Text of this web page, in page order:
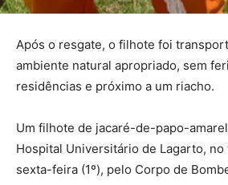
Após o resgate, o filhote foi
ambiente natural apropriado, sem
residências e próximo a um riacho.
Um filhote de jacaré-de-papo-
Hospital Universitário de Lagarto, no
sexta-feira (1º), pelo Corpo de